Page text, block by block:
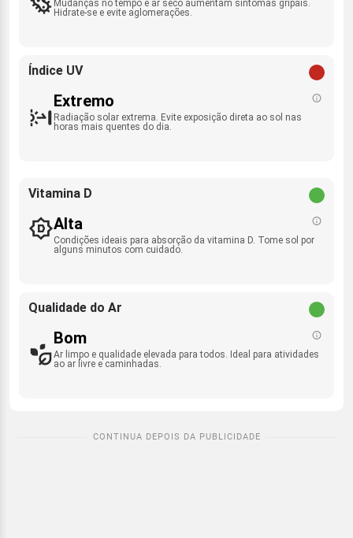
Mudanças no tempo e ar seco aumentam sintomas gripais.
Hidrate-se e evite aglomerações.
Índice UV
Extremo
Radiação solar extrema. Evite exposição direta ao sol nas
horas mais quentes do dia.
Vitamina D
Alta
Condições ideais para absorção da vitamina D. Tome sol por
alguns minutos com cuidado.
Qualidade do Ar
Bom
Ar limpo e qualidade elevada para todos. Ideal para atividades
ao ar livre e caminhadas.